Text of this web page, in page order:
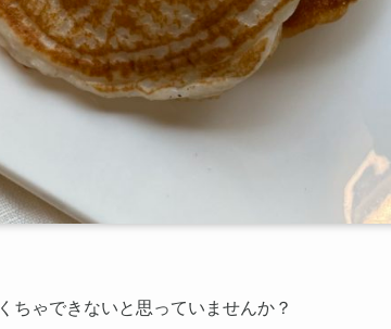
ちゃできないと思っていませんか？